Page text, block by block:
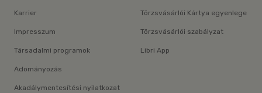
Karrier
Impresszum
Társadalmi programok
Adományozás
Akadálymentesítési nyilatkozat
Törzsvásárlói Kártya egyenlege
Törzsvásárlói szabályzat
Libri App